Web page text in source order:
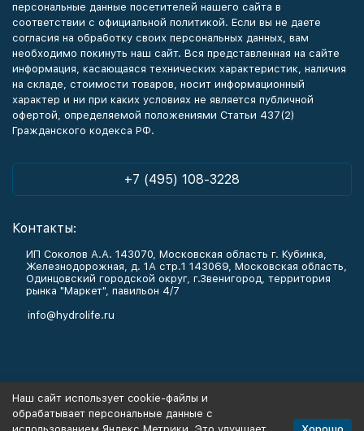
персональные данные посетителей нашего сайта в
соответствии с официальной политикой. Если вы не даете
согласия на обработку своих персональных данных, вам
необходимо покинуть наш сайт. Вся представленная на сайте
информация, касающаяся технических характеристик, наличия
на складе, стоимости товаров, носит информационный
характер и ни при каких условиях не является публичной
офертой, определяемой положениями Статьи 437(2)
Гражданского кодекса РФ.
+7 (495) 108-3228
Контакты:
ИП Соколов А.А. 143070, Московская область г. Кубинка,
Железнодорожная, д. 1А стр.1 143069, Московская область,
Одинцовский городской округ, г.Звенигород, территория
рынка "Маркет", павильон 4/7
info@hydrolife.ru
Информация
Наш сайт использует cookie-файлы и
обрабатывает персональные данные с
Хорошо